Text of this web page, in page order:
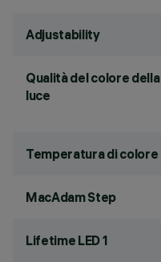
Adjustability
Qualità del colore della
luce
Temperatura di colore
MacAdam Step
Lifetime LED 1